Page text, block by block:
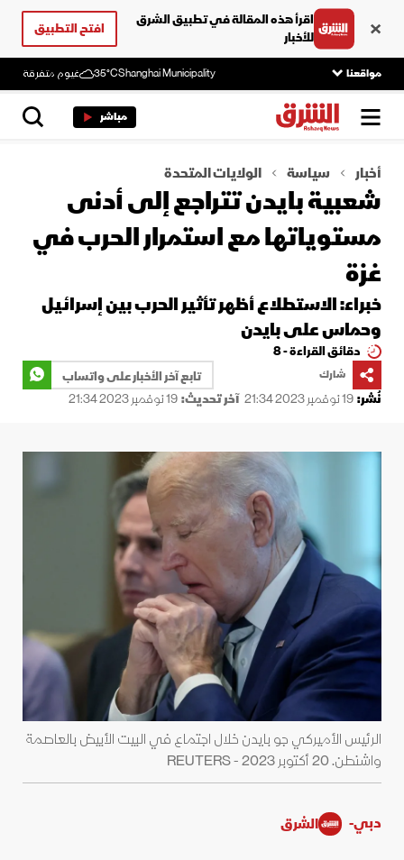
اقرأ هذه المقالة في تطبيق الشرق
للأخبار
افتح التطبيق
مواقعنا Shanghai Municipality
35°C غيوم متفرقة
مباشر
أخبار سياسة الولايات المتحدة
شعبية بايدن تتراجع إلى أدنى
مستوياتها مع استمرار الحرب في
غزة
خبراء: الاستطلاع أظهر تأثير الحرب بين إسرائيل
وحماس على بايدن
دقائق القراءة - 8
شارك
تابع آخر الأخبار على واتساب
نُشر:19 نوفمبر 2023 21:34 آخر تحديث:19 نوفمبر 2023 21:34
الرئيس الأميركي جو بايدن خلال اجتماع في البيت الأبيض بالعاصمة
واشنطن. 20 أكتوبر 2023 - REUTERS
دبي- الشرق